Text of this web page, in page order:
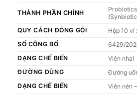
THÀNH PHẦN CHÍNH
QUY CÁCH ĐÓNG GÓI
Hộp 10 vỉ
SỐ CÔNG BỐ
6429/
DẠNG CHẾ BIẾN
Viên nhai
ĐƯỜNG DÙNG
Đường
DẠNG CHẾ BIẾN
Viên nén